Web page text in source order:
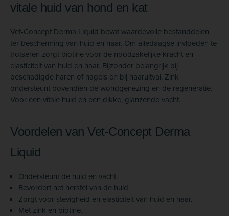
vitale huid van hond en kat
Vet-Concept Derma Liquid bevat waardevolle bestanddelen
ter bescherming van huid en haar. Om alledaagse invloeden te
trotseren zorgt biotine voor de noodzakelijke kracht en
elasticiteit van huid en haar. Bijzonder belangrijk bij
beschadigde haren of nagels en bij haaruitval. Zink
ondersteunt bovendien de wondgenezing en de regeneratie.
Voor een vitale huid en een dikke, glanzende vacht.
Voordelen van Vet-Concept Derma
Liquid
Ondersteunt de huid en vacht.
Bevordert het herstel van de huid.
Zorgt voor stevigheid en elasticiteit van huid en haar.
Met zink en biotine.